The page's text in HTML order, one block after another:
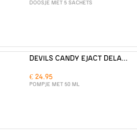
DOOSJE MET 5 SACHETS
DEVILS CANDY EJACT DELAY GEL
€ 24.95
POMPJE MET 50 ML